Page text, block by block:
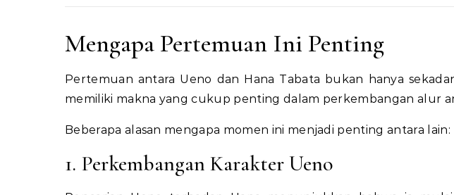
Mengapa Pertemuan Ini Penting
Pertemuan antara Ueno dan Hana Tabata bukan hanya
memiliki makna yang cukup penting dalam perkembangan alur
Beberapa alasan mengapa momen ini menjadi penting antara lain:
1. Perkembangan Karakter Ueno